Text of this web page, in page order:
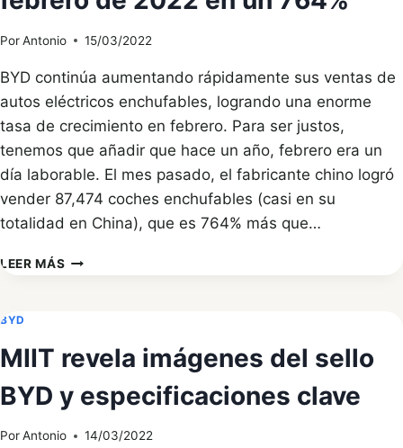
DE
LOS
PorAntonio 15/03/2022
BYD continúa aumentando rápidamente sus ventas de
autos eléctricos enchufables, logrando una enorme
tasa de crecimiento en febrero. Para ser justos,
tenemos que añadir que hace un año, febrero era un
día laborable. El mes pasado, el fabricante chino logró
vender 87,474 coches enchufables (casi en su
totalidad en China), que es 764% más que…
LEER MÁS BYD
AUTOMÓVILES
ENCHUFABLES
EN
FEBRERO
BYD
MIIT revela imágenes del sello
BYD y especificaciones clave
PorAntonio 14/03/2022